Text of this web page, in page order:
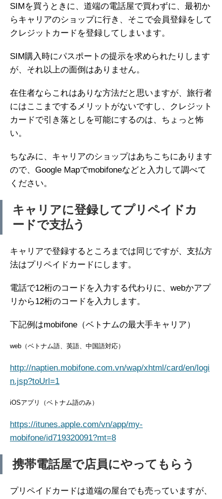
SIMを買うときに、道端の電話屋で買わずに、最初か
らキャリアのショップに行き、そこで会員登録をして
クレジットカードを登録してしまいます。
SIM購入時にパスポートの提示を求められたりします
が、それ以上の面倒はありません。
在住者ならこれはありな方法だと思いますが、旅行者
にはここまでするメリットがないですし、クレジット
カードで引き落としを可能にするのは、ちょっと怖
い。
ちなみに、キャリアのショップはあちこちにあります
ので、Google Mapでmobifoneなどと入力して調べて
ください。
キャリアに登録してプリペイドカ
ードで支払う
キャリアで登録するところまでは同じですが、支払方
法はプリペイドカードにします。
電話で12桁のコードを入力する代わりに、webかアプ
リから12桁のコードを入力します。
下記例はmobifone（ベトナムの最大手キャリア）
web（ベトナム語、英語、中国語対応）
http://naptien.mobifone.com.vn/wap/xhtml/card/en/logi
n.jsp?toUrl=1
iOSアプリ（ベトナム語のみ）
https://itunes.apple.com/vn/app/my-
mobifone/id719320091?mt=8
携帯電話屋で店員にやってもらう
プリペイドカードは道端の屋台でも売っていますが、